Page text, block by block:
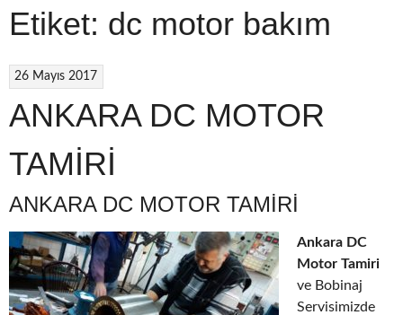
Etiket: dc motor bakım
26 Mayıs 2017
ANKARA DC MOTOR
TAMİRİ
ANKARA DC MOTOR TAMİRİ
Ankara DC
Motor Tamiri
ve Bobinaj
Servisimizde